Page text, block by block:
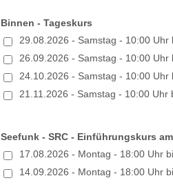
Binnen - Tageskurs
29.08.2026 - Samstag - 10:00 Uhr
26.09.2026 - Samstag - 10:00 Uhr
24.10.2026 - Samstag - 10:00 Uhr
21.11.2026 - Samstag - 10:00 Uhr
Seefunk - SRC - Einführungskurs am
17.08.2026 - Montag - 18:00 Uhr
14.09.2026 - Montag - 18:00 Uhr